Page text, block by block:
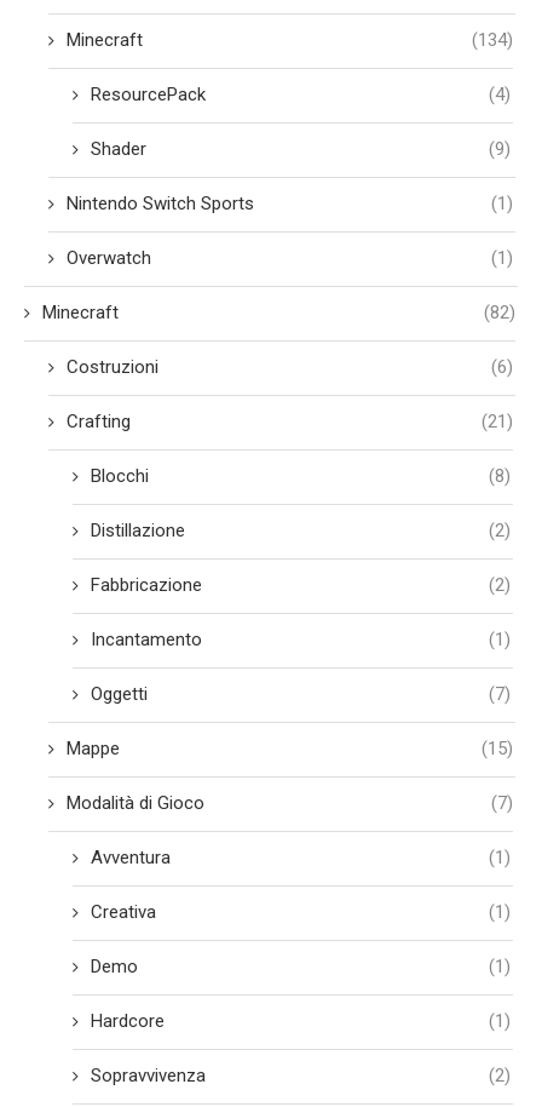
Minecraft (134)
ResourcePack (4)
Shader (9)
Nintendo Switch Sports (1)
Overwatch (1)
Minecraft (82)
Costruzioni (6)
Crafting (21)
Blocchi (8)
Distillazione (2)
Fabbricazione (2)
Incantamento (1)
Oggetti (7)
Mappe (15)
Modalità di Gioco (7)
Avventura (1)
Creativa (1)
Demo (1)
Hardcore (1)
Sopravvivenza (2)